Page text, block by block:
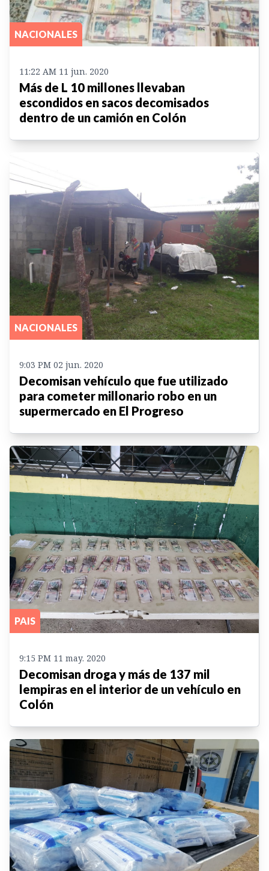
NACIONALES
11:22 AM 11 jun. 2020
Más de L 10 millones llevaban
escondidos en sacos decomisados
dentro de un camión en Colón
NACIONALES
9:03 PM 02 jun. 2020
Decomisan vehículo que fue utilizado
para cometer millonario robo en un
supermercado en El Progreso
PAIS
9:15 PM 11 may. 2020
Decomisan droga y más de 137 mil
lempiras en el interior de un vehículo en
Colón